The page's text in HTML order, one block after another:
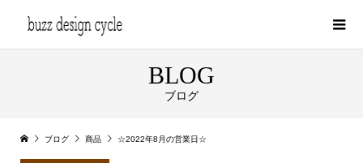
BLOG
ブログ
ブログ 商品 ☆2022年8月の営業日☆